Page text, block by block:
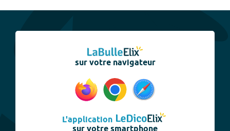
sur votre navigateur
L'application